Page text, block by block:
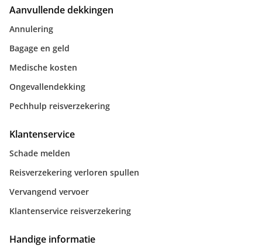
Aanvullende dekkingen
Annulering
Bagage en geld
Medische kosten
Ongevallendekking
Pechhulp reisverzekering
Klantenservice
Schade melden
Reisverzekering verloren spullen
Vervangend vervoer
Klantenservice reisverzekering
Handige informatie